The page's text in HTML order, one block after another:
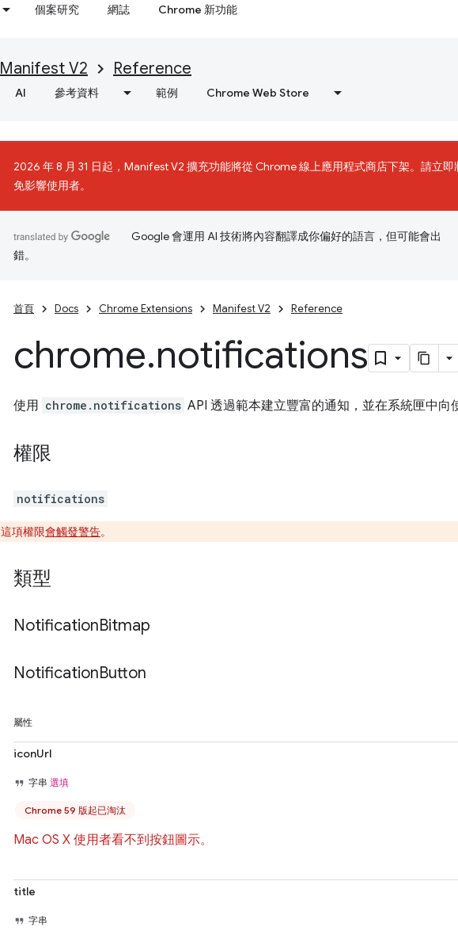
個案研究 網誌 Chrome 新功能
Manifest V2 Reference
AI 參考資料 範例 Chrome Web Store
2026 年 8 月 31 日起，Manifest V2 擴充功能將從 Chrome 線上應用程式商店下架。請立
免影響使用者。
Google 會運用 AI 技術將內容翻譯成你偏好的語言，但可能會出
錯。
首頁 Docs Chrome Extensions Manifest V2 Reference
chrome.notifications
使用 chrome.notifications API 透過範本建立豐富的通知，並在系統匣中向
權限
notifications
這項權限會觸發警告。
類型
NotificationBitmap
NotificationButton
屬性
iconUrl
字串 選填
Chrome 59 版起已淘汰
Mac OS X 使用者看不到按鈕圖示。
title
字串